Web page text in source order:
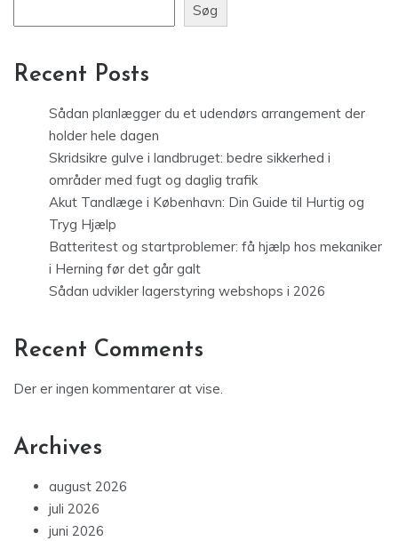
Søg
Recent Posts
Sådan planlægger du et udendørs arrangement der
holder hele dagen
Skridsikre gulve i landbruget: bedre sikkerhed i
områder med fugt og daglig trafik
Akut Tandlæge i København: Din Guide til Hurtig og
Tryg Hjælp
Batteritest og startproblemer: få hjælp hos mekaniker
i Herning før det går galt
Sådan udvikler lagerstyring webshops i 2026
Recent Comments
Der er ingen kommentarer at vise.
Archives
august 2026
juli 2026
juni 2026